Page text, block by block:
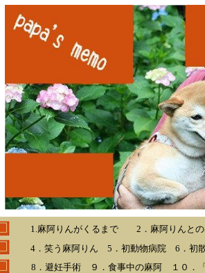
1.麻阿りんがくるまで 2．麻阿りんと
4．笑う麻阿りん 5．初動物病院 6．初
8．避妊手術 ９．食事中の麻阿 １０．